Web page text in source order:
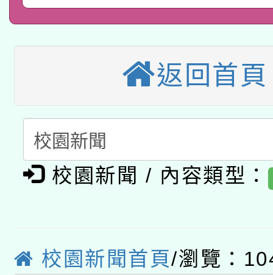
招甄選結果公告(無人
招)
適應運動共學行動站研
本館辦理115年度閱讀
暨閱讀推動專業研習
科技賦能─人工智慧
礎課程
A3數位素養講師名單
「數位內容與教學軟體
pilot」
有關大陸委員會函釋公
轉知經濟部水利署委託
用水績優單位及節水達
桃園市孔廟祈福系列
2026年桃園地景藝術
返回首頁
校園新聞 / 內容類型：
校園新聞首頁/瀏覽：